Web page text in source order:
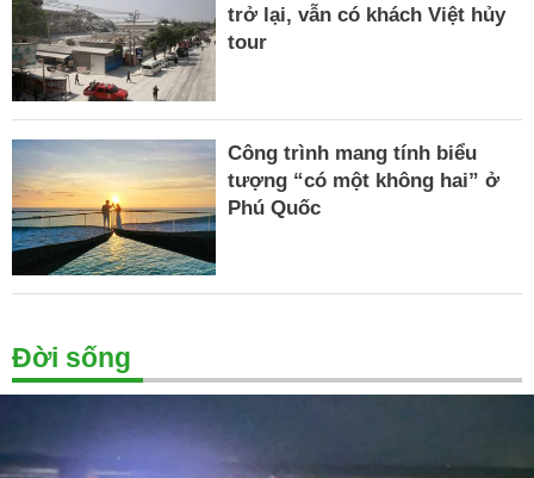
trở lại, vẫn có khách Việt hủy
tour
Công trình mang tính biểu
tượng “có một không hai” ở
Phú Quốc
Đời sống